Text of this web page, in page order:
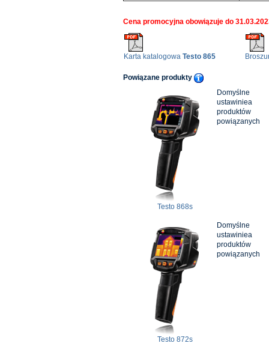
Cena promocyjna obowiązuje do
Karta katalogowa Testo 865
Powiązane produkty
Testo 868s
Domyślne
ustawiniea
produktów
powiązanych
Testo 872s
Domyślne
ustawiniea
produktów
powiązanych